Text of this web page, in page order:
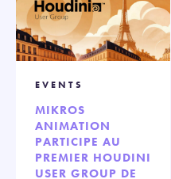
EVENTS
MIKROS
ANIMATION
PARTICIPE AU
PREMIER HOUDINI
USER GROUP DE